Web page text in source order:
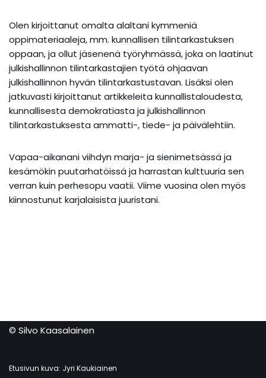
Olen kirjoittanut omalta alaltani kymmeniä
oppimateriaaleja, mm. kunnallisen tilintarkastuksen
oppaan, ja ollut jäsenenä työryhmässä, joka on laatinut
julkishallinnon tilintarkastajien työtä ohjaavan
julkishallinnon hyvän tilintarkastustavan. Lisäksi olen
jatkuvasti kirjoittanut artikkeleita kunnallistaloudesta,
kunnallisesta demokratiasta ja julkishallinnon
tilintarkastuksesta ammatti-, tiede- ja päivälehtiin.
Vapaa-aikanani viihdyn marja- ja sienimetsässä ja
kesämökin puutarhatöissä ja harrastan kulttuuria sen
verran kuin perhesopu vaatii. Viime vuosina olen myös
kiinnostunut karjalaisista juuristani.
© Silvo Kaasalainen
Etusivun kuva: Jyri Kaukiainen